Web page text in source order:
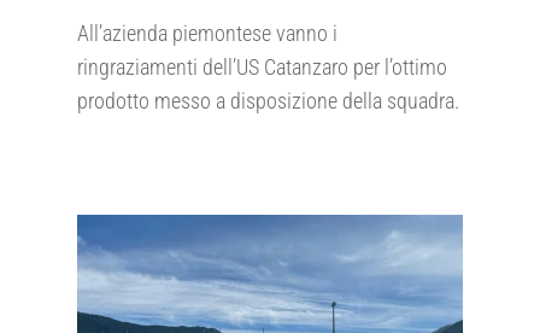
All’azienda piemontese vanno i
ringraziamenti dell’US Catanzaro per l’ottimo
prodotto messo a disposizione della squadra.